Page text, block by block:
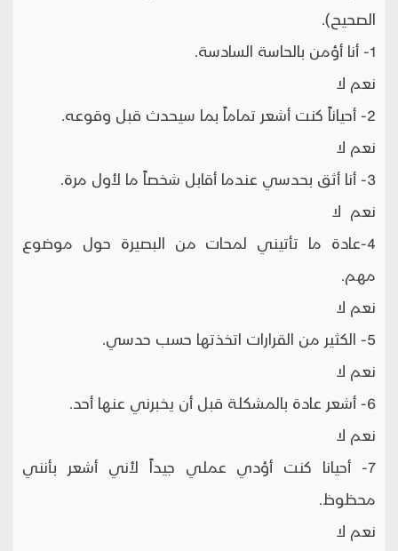
الصحيح).
1- أنا أؤمن بالحاسة السادسة.
نعم لا
2- أحياناً كنت أشعر تماماً بما سيحدث قبل وقوعه.
نعم لا
3- أنا أثق بحدسي عندما أقابل شخصاً ما لأول مرة.
نعم لا
4-عادة ما تأتيني لمحات من البصيرة حول موضوع
مهم.
نعم لا
5- الكثير من القرارات اتخذتها حسب حدسي.
نعم لا
6- أشعر عادة بالمشكلة قبل أن يخبرني عنها أحد.
نعم لا
7- أحيانا كنت أؤدي عملي جيداً لأني أشعر بأنني
محظوظ.
نعم لا